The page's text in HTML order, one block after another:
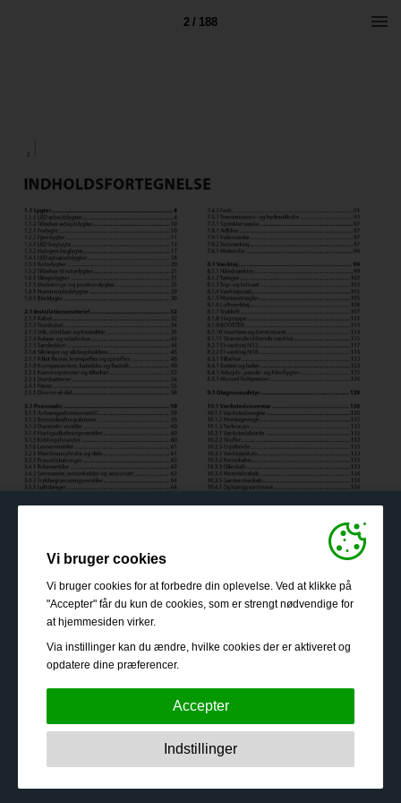
2 / 188
Vi bruger cookies
Vi bruger cookies for at forbedre din oplevelse. Ved at klikke på
"Accepter" får du kun de cookies, som er strengt nødvendige for
at hjemmesiden virker.
Via instillinger kan du ændre, hvilke cookies der er aktiveret og
opdatere dine præferencer.
Accepter
Strengt nødvendige:
Disse cookies er essentielle for at
sikre grundlæggende funktionalitet såsom navigation,
Indstillinger